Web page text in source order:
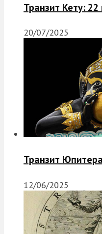
Транзит Кету:
20/07/2025
Транзит
12/06/2025